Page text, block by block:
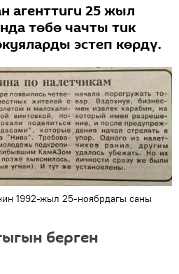
агенттиги 25 жыл
төбө чачты тик
эстеп көрдү.
1992-жыл 25-ноябрдагы саны
берген